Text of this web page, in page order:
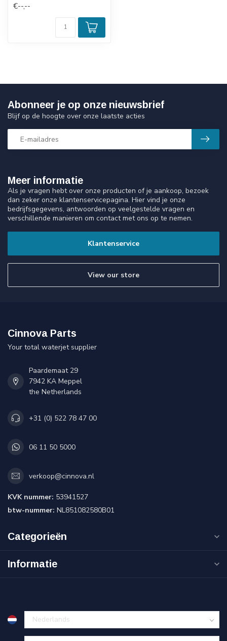
€--,--
Meer informatie
Als je vragen hebt over onze producten of je aankoop, bezoek
dan zeker onze klantenservicepagina. Hier vind je onze
bedrijfsgegevens, antwoorden op veelgestelde vragen en
verschillende manieren om contact met ons op te nemen.
Klantenservice
View our store
Abonneer je op onze nieuwsbrief
Blijf op de hoogte over onze laatste acties
Cinnova Parts
Your total waterjet supplier
Paardemaat 29
7942 KA Meppel
the Netherlands
+31 (0) 522 78 47 00
06 11 50 5000
verkoop@cinnova.nl
KVK nummer: 53941527
btw-nummer: NL851082580B01
Categorieën
Informatie